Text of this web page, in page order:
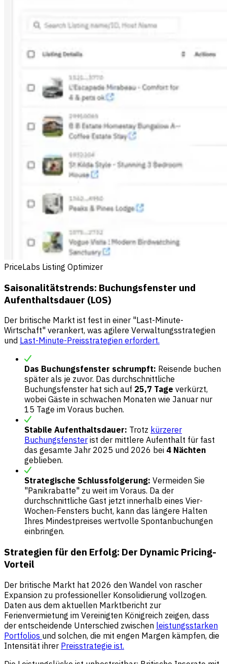
PriceLabs Listing Optimizer
Saisonalitätstrends: Buchungsfenster und
Aufenthaltsdauer (LOS)
Der britische Markt ist fest in einer "Last-Minute-
Wirtschaft" verankert, was agilere Verwaltungsstrategien
und Last-Minute-Preisstrategien erfordert.
Das Buchungsfenster schrumpft: Reisende buchen
später als je zuvor. Das durchschnittliche
Buchungsfenster hat sich auf 25,7 Tage verkürzt,
wobei Gäste in schwachen Monaten wie Januar nur
15 Tage im Voraus buchen.
Stabile Aufenthaltsdauer: Trotz kürzerer
Buchungsfenster ist der mittlere Aufenthalt für fast
das gesamte Jahr 2025 und 2026 bei 4 Nächten
geblieben.
Strategische Schlussfolgerung: Vermeiden Sie
"Panikrabatte" zu weit im Voraus. Da der
durchschnittliche Gast jetzt innerhalb eines Vier-
Wochen-Fensters bucht, kann das längere Halten
Ihres Mindestpreises wertvolle Spontanbuchungen
einbringen.
Strategien für den Erfolg: Der Dynamic Pricing-
Vorteil
Der britische Markt hat 2026 den Wandel von rascher
Expansion zu professioneller Konsolidierung vollzogen.
Daten aus dem aktuellen Marktbericht zur
Ferienvermietung im Vereinigten Königreich zeigen, dass
der entscheidende Unterschied zwischen leistungsstarken
Portfolios und solchen, die mit engen Margen kämpfen, die
Intensität ihrer Preisstrategie ist.